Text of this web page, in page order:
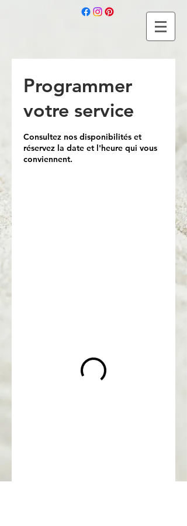
Programmer
votre service
Consultez nos disponibilités et
réservez la date et l'heure qui vous
conviennent.